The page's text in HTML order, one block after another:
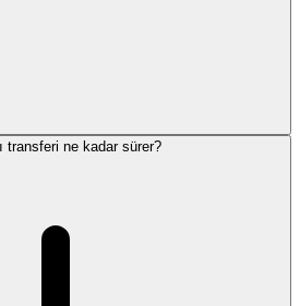
transferi ne kadar sürer?